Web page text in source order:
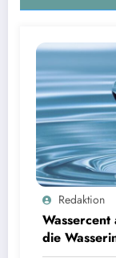
Wassercent als
StarnbergRedaktion
die